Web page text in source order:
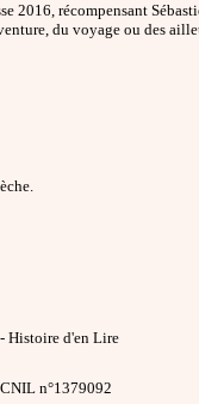
2016, récompensant
du voyage ou des
Histoire d'en Lire
n°1379092